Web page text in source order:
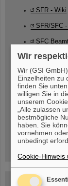
SFR - Wiki
SFR/SFC
SFC
SFR -
SFR -
Super-FRS -
SFR -
SFR -
GSI Aktuelles
Wir
Wir (GSI
Einzelheiten zu
finden Sie
willigen Sie in
unserem
„Alle zulassen
bestmögliche
haben. Sie
vornehmen
unbedingt
Cookie-Hinweis